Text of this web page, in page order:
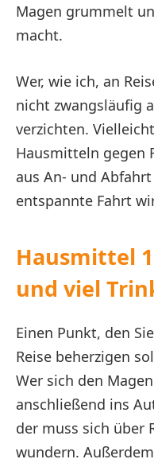
Magen grummelt
macht.
Wer, wie ich, an
nicht zwangsläufig
verzichten.
Hausmitteln gegen
aus An- und
entspannte Fahrt
Hausmittel 1
und viel
Einen Punkt, den
Reise beherzigen
Wer sich den
anschließend ins
der muss sich über
wundern.